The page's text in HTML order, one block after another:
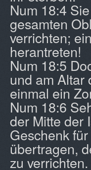
Num 18:4
gesamten
verrichten;
herantreten!
Num 18:5
und am Altar
einmal ein
Num 18:6
der Mitte der
Geschenk
übertragen,
zu verrichten.